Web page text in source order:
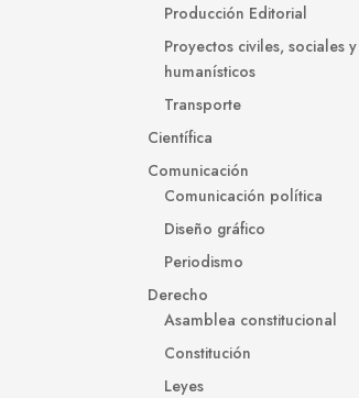
Producción Editorial
Proyectos civiles, sociales y
humanísticos
Transporte
Científica
Comunicación
Comunicación política
Diseño gráfico
Periodismo
Derecho
Asamblea constitucional
Constitución
Leyes